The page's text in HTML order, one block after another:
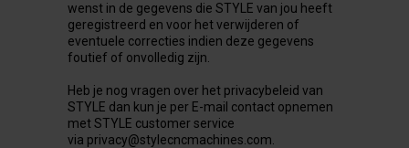
wenst in de gegevens die STYLE van jou heeft
geregistreerd en voor het verwijderen of
eventuele correcties indien deze gegevens
foutief of onvolledig zijn.
Heb je nog vragen over het privacybeleid van
STYLE dan kun je per E-mail contact opnemen
met STYLE customer service
via privacy@stylecncmachines.com.